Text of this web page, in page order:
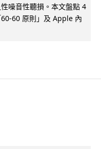
噪音性聽損。本文盤點 4
60 原則」及 Apple 內